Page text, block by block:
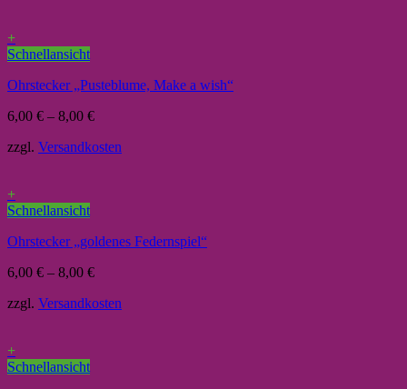
+
Schnellansicht
Ohrstecker „Pusteblume, Make a wish“
6,00 € – 8,00 €
zzgl. Versandkosten
+
Schnellansicht
Ohrstecker „goldenes Federnspiel“
6,00 € – 8,00 €
zzgl. Versandkosten
+
Schnellansicht